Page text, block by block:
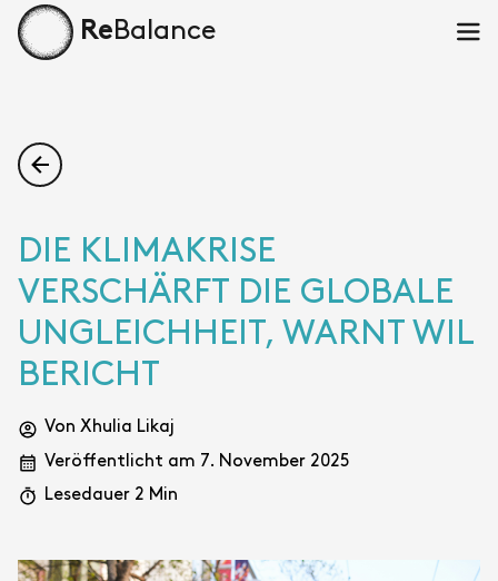
Startseite
Re Balance
DIE KLIMAKRISE
VERSCHÄRFT DIE GLOBALE
UNGLEICHHEIT, WARNT WIL
BERICHT
Von Xhulia Likaj
Veröffentlicht am 7. November 2025
Lesedauer 2 Min